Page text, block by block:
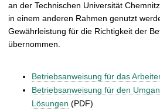
an der Technischen Universität
in einem anderen Rahmen genutzt
Gewährleistung für die Richtigkeit der
übernommen.
Betriebsanweisung für das
Betriebsanweisung für den
Lösungen (PDF)